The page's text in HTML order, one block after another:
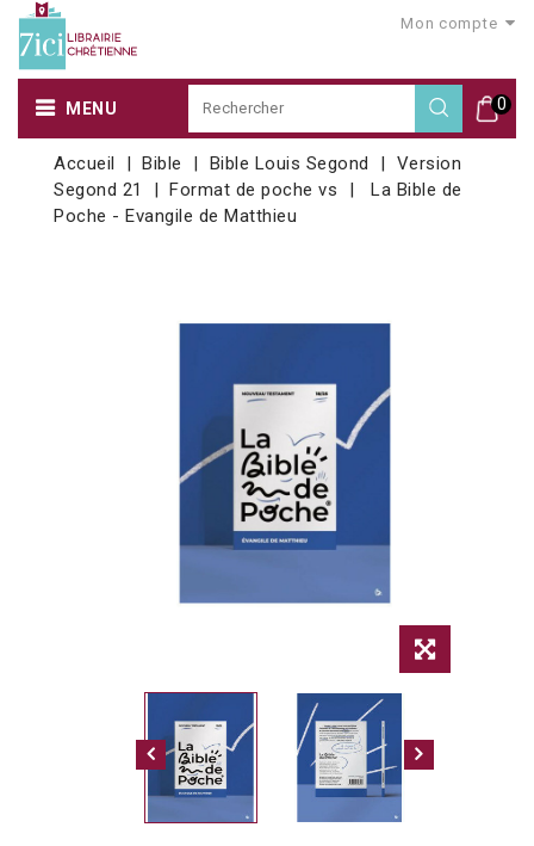
Mon compte
0
MENU
Accueil Bible Bible Louis Segond
Version
Segond 21
Format de poche vs
La Bible de
Poche - Evangile de Matthieu